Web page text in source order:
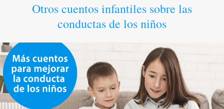
Otros cuentos infantiles sobre las
conductas de los niños